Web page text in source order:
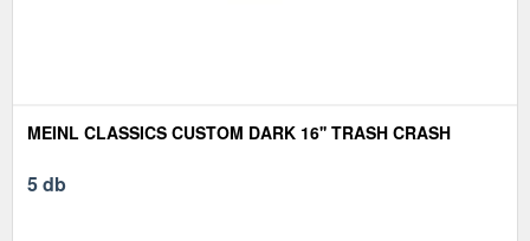
MEINL CLASSICS CUSTOM DARK 16'' TRASH CRASH
5 db